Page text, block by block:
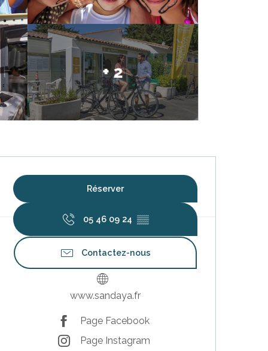
+ 2
et coordonnées
Réserver
05 46 09 24 ▒▒
Contactez-nous
www.sandaya.fr
Page Facebook
Page Instagram